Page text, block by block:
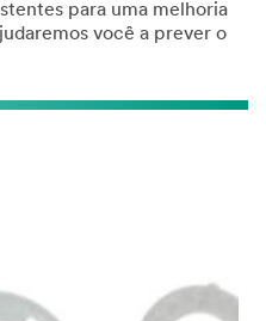
para uma melhoria
você a prever o